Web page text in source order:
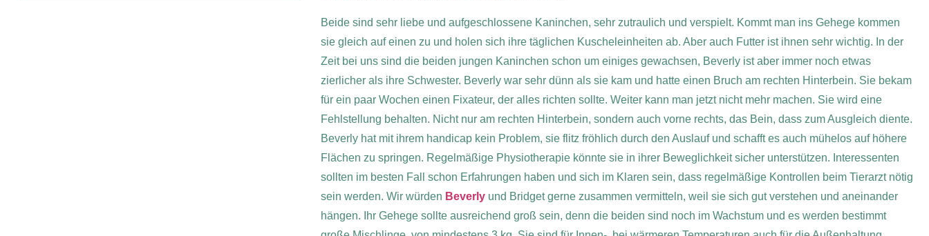
Beide sind sehr liebe und aufgeschlossene Kaninchen, sehr zutraulich und verspielt. Kommt man ins Gehege kommen
sie gleich auf einen zu und holen sich ihre täglichen Kuscheleinheiten ab. Aber auch Futter ist ihnen sehr wichtig. In der
Zeit bei uns sind die beiden jungen Kaninchen schon um einiges gewachsen, Beverly ist aber immer noch etwas
zierlicher als ihre Schwester. Beverly war sehr dünn als sie kam und hatte einen Bruch am rechten Hinterbein. Sie bekam
für ein paar Wochen einen Fixateur, der alles richten sollte. Weiter kann man jetzt nicht mehr machen. Sie wird eine
Fehlstellung behalten. Nicht nur am rechten Hinterbein, sondern auch vorne rechts, das Bein, dass zum Ausgleich diente.
Beverly hat mit ihrem handicap kein Problem, sie flitz fröhlich durch den Auslauf und schafft es auch mühelos auf höhere
Flächen zu springen. Regelmäßige Physiotherapie könnte sie in ihrer Beweglichkeit sicher unterstützen. Interessenten
sollten im besten Fall schon Erfahrungen haben und sich im Klaren sein, dass regelmäßige Kontrollen beim Tierarzt nötig
sein werden. Wir würden Beverlyund Bridget gerne zusammen vermitteln, weil sie sich gut verstehen und aneinander
hängen. Ihr Gehege sollte ausreichend groß sein, denn die beiden sind noch im Wachstum und es werden bestimmt